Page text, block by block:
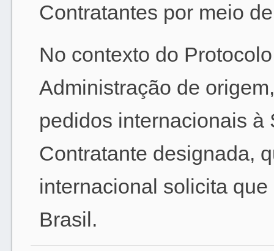
Contratantes por meio
No contexto do
Administração de
pedidos internacionais à
Contratante designada,
internacional solicita
Brasil.